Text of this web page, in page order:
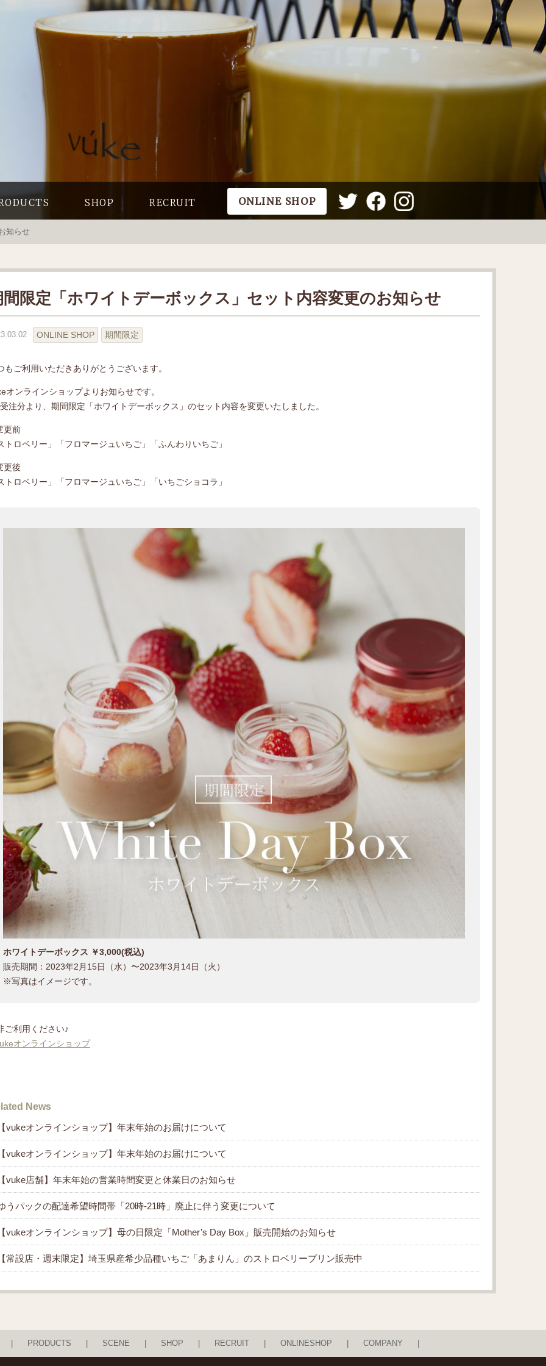
SHOP RECRUIT ONLINE SHOP
知らせ
間限定「ホワイトデーボックス」セット内容変更のお知らせ
ONLINE SHOP 期間限定
もご利用いただきありがとうございます。
オンラインショップよりお知らせです。
注分より、期間限定「ホワイトデーボックス」のセット内容を変更いたしました。
更前
トロベリー」「フロマージュいちご」「ふんわりいちご」
更後
トロベリー」「フロマージュいちご」「いちごショコラ」
ホワイトデーボックス ￥3,000(税込)
販売期間：2023年2月15日（水）〜2023年3月14日（火）
※写真はイメージです。
ご利用ください♪
オンラインショップ
News
vukeオンラインショップ】年末年始のお届けについて
vukeオンラインショップ】年末年始のお届けについて
vuke店舗】年末年始の営業時間変更と休業日のお知らせ
うパックの配達希望時間帯「20時-21時」廃止に伴う変更について
vukeオンラインショップ】母の日限定「Mother’s Day Box」販売開始のお知らせ
常設店・週末限定】埼玉県産希少品種いちご「あまりん」のストロベリープリン販売中
PRODUCTS SCENE SHOP RECRUIT ONLINESHOP COMPANY